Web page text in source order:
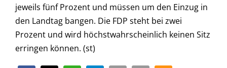
jeweils fünf Prozent und müssen um den Einzug in
den Landtag bangen. Die FDP steht bei zwei
Prozent und wird höchstwahrscheinlich keinen Sitz
erringen können. (st)